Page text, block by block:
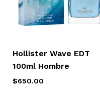
Hollister Wave EDT
100ml Hombre
$650.00